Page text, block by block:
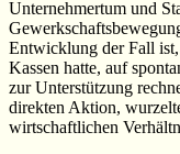
Unternehmertum und
Entwicklung der Fall
Kassen hatte, auf
zur Unterstützung
direkten Aktion,
wirtschaftlichen